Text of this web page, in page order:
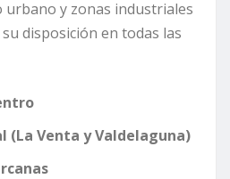
urbano y zonas industriales
su disposición en todas las
(La Venta y Valdelaguna)